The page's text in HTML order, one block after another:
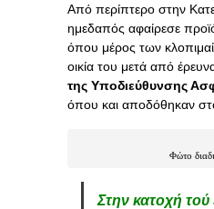
Από περίπτερο στην
ημεδαπός αφαίρεσε
όπου μέρος των
οικία του μετά από
της Υποδιεύθυνσης
όπου και αποδόθηκαν
Φώτο
Στην κατοχή